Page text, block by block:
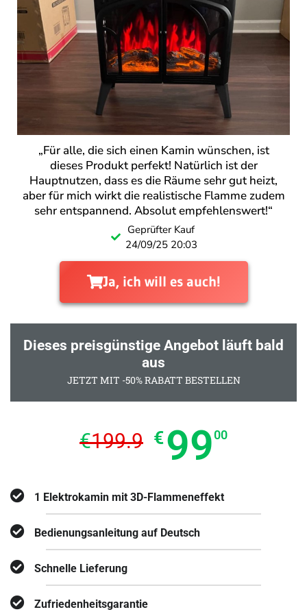
„Für alle, die sich einen Kamin wünschen, ist
dieses Produkt perfekt! Natürlich ist der
Hauptnutzen, dass es die Räume sehr gut heizt,
aber für mich wirkt die realistische Flamme zudem
sehr entspannend. Absolut empfehlenswert!“
Geprüfter Kauf
24/09/25 20:03
Ja, ich will es auch!
Dieses preisgünstige Angebot läuft bald
aus
JETZT MIT -50% RABATT BESTELLEN
€199.9 €9900
1 Elektrokamin mit 3D-Flammeneffekt
Bedienungsanleitung auf Deutsch
Schnelle Lieferung
Zufriedenheitsgarantie